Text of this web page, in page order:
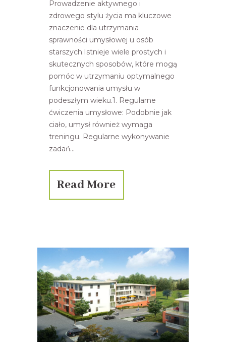
Prowadzenie aktywnego i
zdrowego stylu życia ma kluczowe
znaczenie dla utrzymania
sprawności umysłowej u osób
starszych.Istnieje wiele prostych i
skutecznych sposobów, które mogą
pomóc w utrzymaniu optymalnego
funkcjonowania umysłu w
podeszłym wieku.1. Regularne
ćwiczenia umysłowe: Podobnie jak
ciało, umysł również wymaga
treningu. Regularne wykonywanie
zadań...
Read More